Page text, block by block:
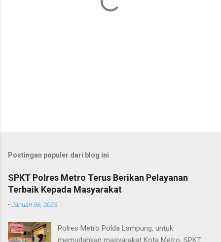
Postingan populer dari blog ini
SPKT Polres Metro Terus Berikan Pelayanan
Terbaik Kepada Masyarakat
-Januari 06, 2025
Polres Metro Polda Lampung, untuk
memudahkan masyarakat Kota Metro, SPKT